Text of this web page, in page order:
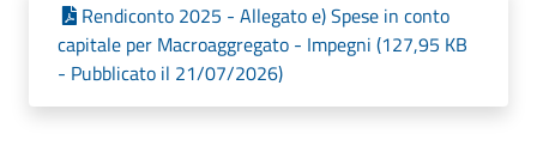
Rendiconto 2025 - Allegato e) Spese in conto
capitale per Macroaggregato - Impegni (127,95 KB
- Pubblicato il 21/07/2026)